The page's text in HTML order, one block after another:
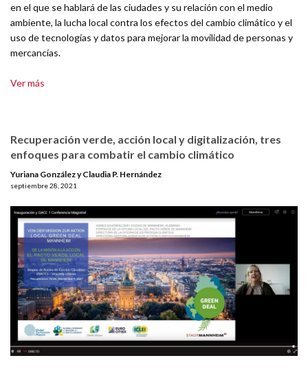
en el que se hablará de las ciudades y su relación con el medio
ambiente, la lucha local contra los efectos del cambio climático y el
uso de tecnologías y datos para mejorar la movilidad de personas y
mercancías.
Ver más
Recuperación verde, acción local y digitalización, tres
enfoques para combatir el cambio climático
Yuriana González y Claudia P. Hernández
septiembre 28, 2021